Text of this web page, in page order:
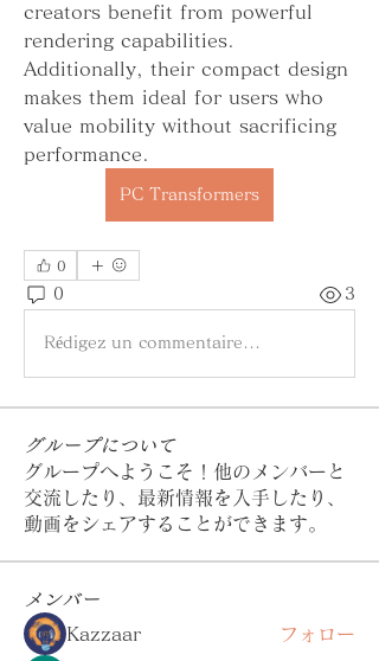
creators benefit from powerful
rendering capabilities.
Additionally, their compact design
makes them ideal for users who
value mobility without sacrificing
performance.
PC Transformers
0
0 3
Rédigez un commentaire...
グループについて
グループへようこそ！他のメンバーと
交流したり、最新情報を入手したり、
動画をシェアすることができます。
メンバー
Kazzaar
フォロー